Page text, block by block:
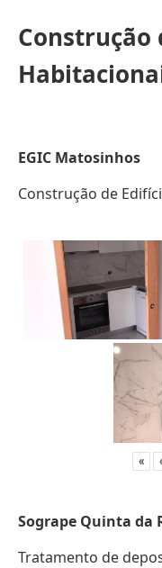
Construção
EGIC Matosinhos
Construção de
« ‹
Sogrape Quinta da
Tratamento de